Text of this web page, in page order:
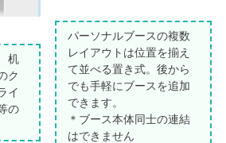
机
ク
イ
の
パーソナルブースの複数
レイアウトは位置を揃え
て並べる置き式。後から
でも手軽にブースを追加
できます。
＊ブース本体同士の連結
はできません